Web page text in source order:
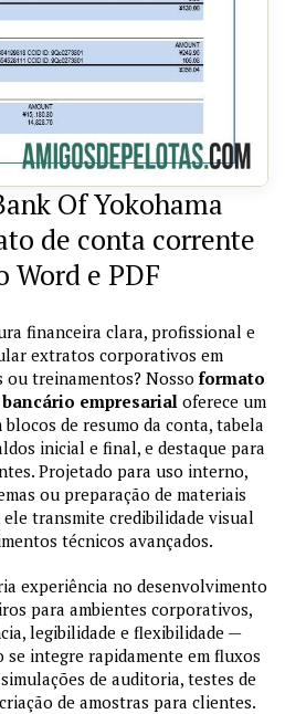
Of Yokohama
de conta corrente
Word e PDF
financeira clara, profissional e
extratos corporativos em
treinamentos? Nosso formato
empresarial oferece um
de resumo da conta, tabela
inicial e final, e destaque para
Projetado para uso interno,
ou preparação de materiais
transmite credibilidade visual
técnicos avançados.
experiência no desenvolvimento
para ambientes corporativos,
legibilidade e flexibilidade —
integre rapidamente em fluxos
de auditoria, testes de
de amostras para clientes.